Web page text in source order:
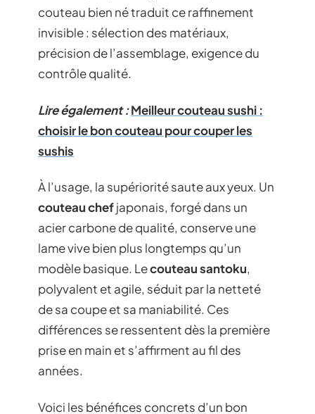
couteau bien né traduit ce raffinement
invisible : sélection des matériaux,
précision de l’assemblage, exigence du
contrôle qualité.
Lire également :Meilleur couteau sushi :
choisir le bon couteau pour couper les
sushis
À l’usage, la supériorité saute aux yeux. Un
couteau chefjaponais, forgé dans un
acier carbone de qualité, conserve une
lame vive bien plus longtemps qu’un
modèle basique. Lecouteau santoku,
polyvalent et agile, séduit par la netteté
de sa coupe et sa maniabilité. Ces
différences se ressentent dès la première
prise en main et s’affirment au fil des
années.
Voici les bénéfices concrets d’un bon